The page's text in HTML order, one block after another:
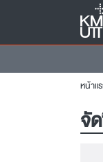
หน้าแ
จั